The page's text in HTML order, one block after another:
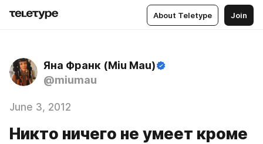
About Teletype Join
Яна Франк (Miu Mau)
@miumau
June 3, 2012
Никто ничего не умеет кроме